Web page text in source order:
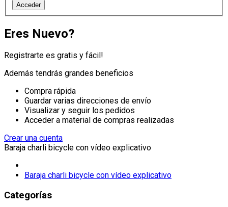
Acceder
Eres Nuevo?
Registrarte es gratis y fácil!
Además tendrás grandes beneficios
Compra rápida
Guardar varias direcciones de envío
Visualizar y seguir los pedidos
Acceder a material de compras realizadas
Crear una cuenta
Baraja charli bicycle con vídeo explicativo
Baraja charli bicycle con vídeo explicativo
Categorías